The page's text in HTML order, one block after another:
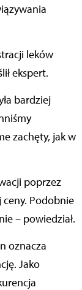
leków
ekspert.
bardziej
zachęty, jak w
poprzez
Podobnie
– powiedział.
oznacza
Jako